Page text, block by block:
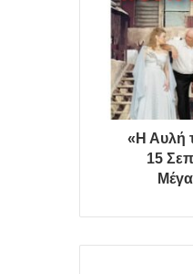
«Η Αυλή
15